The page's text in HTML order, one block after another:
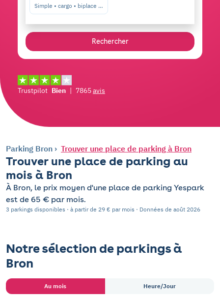
Simple • cargo • biplace …
Rechercher
Trustpilot Bien | 7865avis
Parking Bron Trouver une place de parking à Bron
Trouver une place de parking au
mois à Bron
À Bron, le prix moyen d'une place de parking Yespark
est de 65 € par mois.
3 parkings disponibles · à partir de 29 € par mois · Données de août 2026
Notre sélection de parkings à
Bron
Au mois Heure/Jour